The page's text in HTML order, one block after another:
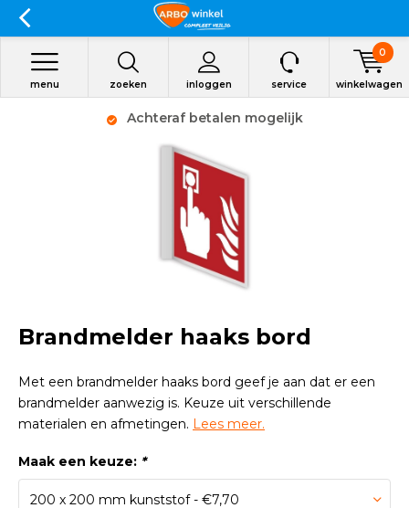
zoeken inloggen
menu service winkelwagen
0
Achteraf betalen mogelijk
Brandmelder haaks bord
Met een brandmelder haaks bord geef je aan dat er een
brandmelder aanwezig is. Keuze uit verschillende
materialen en afmetingen. Lees meer.
Maak een keuze: *